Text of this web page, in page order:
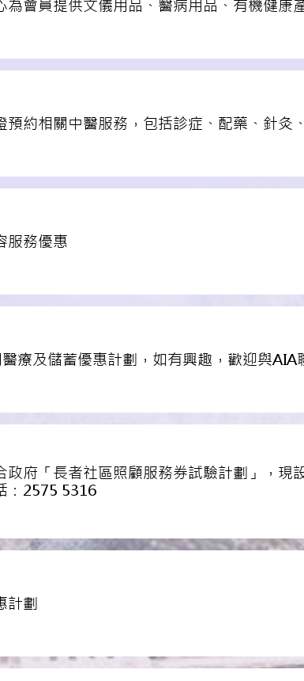
為會員提供文儀用品、醫病用品、有機健康
預約相關中醫服務，包括診症、配藥、針灸
服務優惠
療及儲蓄優惠計劃，如有興趣，歡迎與AIA
政府「長者社區照顧服務券試驗計劃」，現
：2575 5316
計劃